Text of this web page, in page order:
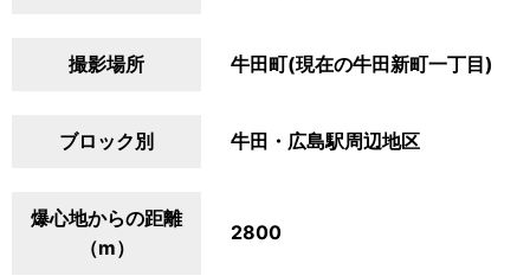
撮影場所 牛田町(現在の牛田新町一丁目)
ブロック別 牛田・広島駅周辺地区
爆心地からの距離
（m）
2800